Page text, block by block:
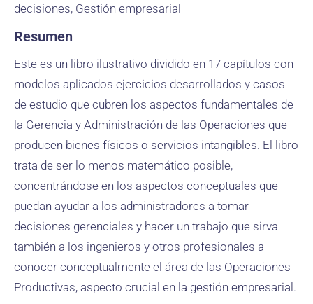
decisiones, Gestión empresarial
Resumen
Este es un libro ilustrativo dividido en 17 capítulos con
modelos aplicados ejercicios desarrollados y casos
de estudio que cubren los aspectos fundamentales de
la Gerencia y Administración de las Operaciones que
producen bienes físicos o servicios intangibles. El libro
trata de ser lo menos matemático posible,
concentrándose en los aspectos conceptuales que
puedan ayudar a los administradores a tomar
decisiones gerenciales y hacer un trabajo que sirva
también a los ingenieros y otros profesionales a
conocer conceptualmente el área de las Operaciones
Productivas, aspecto crucial en la gestión empresarial.